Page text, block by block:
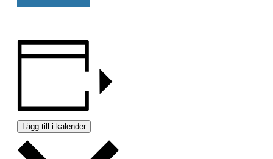
Lägg till i kalender